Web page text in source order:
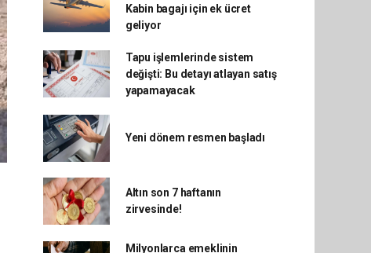
Kabin bagajı için ek ücret
geliyor
Tapu işlemlerinde sistem
değişti: Bu detayı atlayan satış
yapamayacak
Yeni dönem resmen başladı
Altın son 7 haftanın
zirvesinde!
Milyonlarca emeklinin